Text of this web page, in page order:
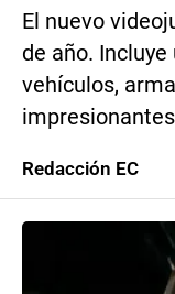
El nuevo
de año.
vehículos,
Redacción EC